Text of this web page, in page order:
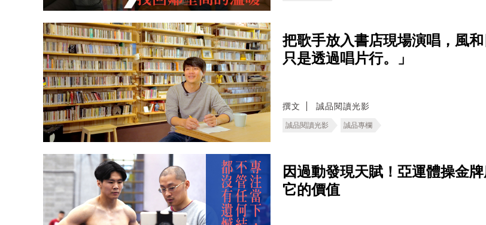
把歌手放入書店現場演唱，風
只是透過唱片行。」
撰文 誠品閱讀光影
誠品閱讀光影 誠品專欄
因過動發現天賦！亞運體操金
它的價值